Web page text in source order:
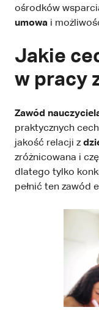
ośrodków
umowa i
Jakie
w pracy
Zawód
praktycznych
jakość relacji z
zróżnicowana i
dlatego tylko
pełnić ten zawód